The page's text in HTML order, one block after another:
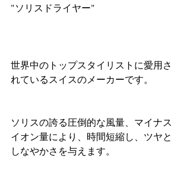
"ソリスドライヤー"
世界中のトップスタイリストに愛用さ
れているスイスのメーカーです。
ソリスの誇る圧倒的な風量、マイナス
イオン量により、時間短縮し、ツヤと
しなやかさを与えます。